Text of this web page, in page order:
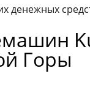
денежных
Горы